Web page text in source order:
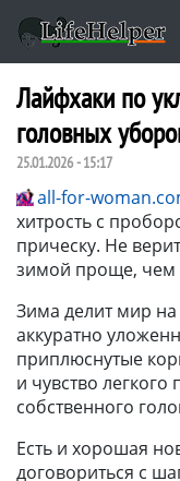
Лайфхаки по
головных
25.01.2026 - 15:17
all-for-
хитрость с
прическу. Не
зимой проще, чем
Зима делит мир
аккуратно
приплюснутые
и чувство легкого
собственного
Есть и хорошая
договориться с